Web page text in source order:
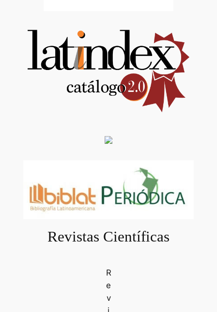
Revistas Científicas
R
e
v